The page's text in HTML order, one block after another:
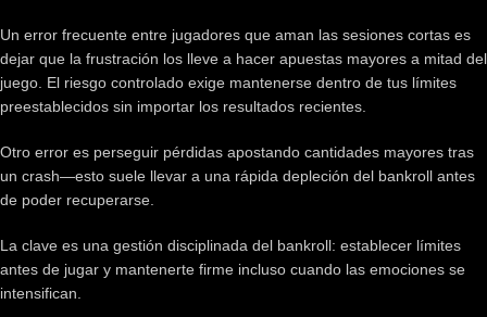
Un error frecuente entre jugadores que aman las sesiones cortas es
dejar que la frustración los lleve a hacer apuestas mayores a mitad del
juego. El riesgo controlado exige mantenerse dentro de tus límites
preestablecidos sin importar los resultados recientes.
Otro error es perseguir pérdidas apostando cantidades mayores tras
un crash—esto suele llevar a una rápida depleción del bankroll antes
de poder recuperarse.
La clave es una gestión disciplinada del bankroll: establecer límites
antes de jugar y mantenerte firme incluso cuando las emociones se
intensifican.